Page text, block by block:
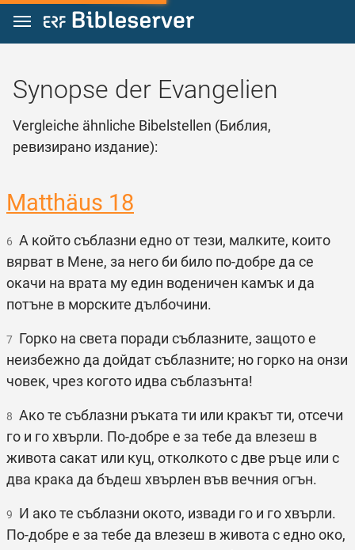
Zum Inhalt springen
Synopse der Evangelien
Vergleiche ähnliche Bibelstellen (Библия,
ревизирано издание):
Matthäus 18
6 А който съблазни едно от тези, малките, които
вярват в Мене, за него би било по-добре да се
окачи на врата му един воденичен камък и да
потъне в морските дълбочини.
7 Горко на света поради съблазните, защото е
неизбежно да дойдат съблазните; но горко на онзи
човек, чрез когото идва съблазънта!
8 Ако те съблазни ръката ти или кракът ти, отсечи
го и го хвърли. По-добре е за тебе да влезеш в
живота сакат или куц, отколкото с две ръце или с
два крака да бъдеш хвърлен във вечния огън.
9 И ако те съблазни окото, извади го и го хвърли.
По-добре е за тебе да влезеш в живота с едно око,